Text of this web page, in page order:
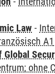
Law -
A1
ohne